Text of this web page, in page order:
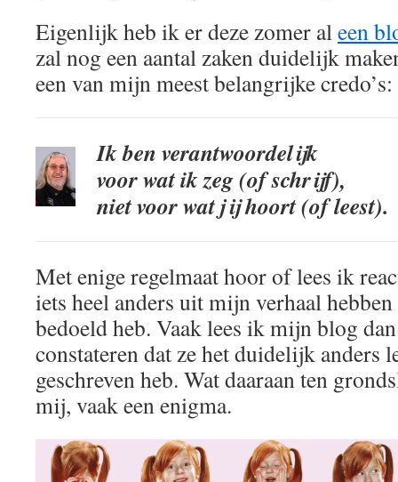
Eigenlijk heb ik er deze zomer aleen
zal nog een aantal zaken duidelijk
een van mijn meest belangrijke credo’s:
Ik ben verantwoordelijk
voor wat ik zeg (of schrijf),
niet voor wat jij hoort (of leest).
Met enige regelmaat hoor of lees ik
iets heel anders uit mijn verhaal
bedoeld heb. Vaak lees ik mijn blog
constateren dat ze het duidelijk anders
geschreven heb. Wat daaraan ten
mij, vaak een enigma.